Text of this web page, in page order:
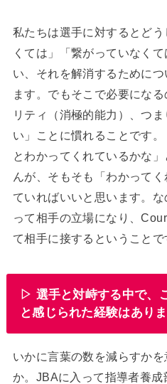
私たちは選手に対するとど
くては」「繋がっていなく
い、それを解消するために
ます。でもそこで必要にな
リティ（消極的能力）、つ
い」ことに慣れることです
とわかってくれているかな
んが、そもそも「わかって
ていればいいと思います。
って相手の立場になり、
て相手に接するということで
▷ 選手と対峙する中で、
と感じられた経験はあり
いかに言葉の数を減らすか
か。JBAに入って指導者養成